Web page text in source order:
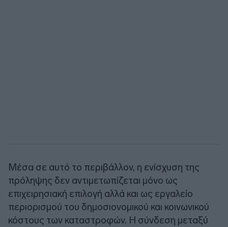
Μέσα σε αυτό το περιβάλλον, η ενίσχυση της
πρόληψης δεν αντιμετωπίζεται μόνο ως
επιχειρησιακή επιλογή αλλά και ως εργαλείο
περιορισμού του δημοσιονομικού και κοινωνικού
κόστους των καταστροφών. Η σύνδεση μεταξύ